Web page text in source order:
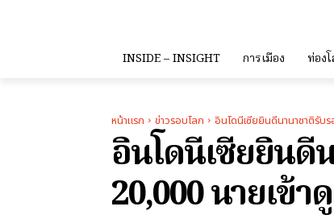
INSIDE – INSIGHT การเมือง ท่อง
หน้าแรก ข่าวรอบโลก อินโดนีเซียยินดีนานาชาติรับ
อินโดนีเซียยินดี
20,000 นายเข้